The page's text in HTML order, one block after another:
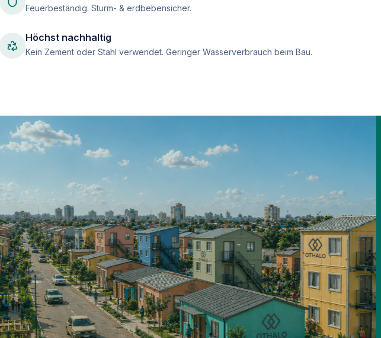
Feuerbeständig. Sturm- & erdbebensicher.
Höchst nachhaltig
Kein Zement oder Stahl verwendet. Geringer Wasserverbrauch beim Bau.